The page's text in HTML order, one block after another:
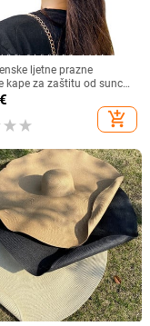
ljetne prazne
kape za zaštitu od sunca
podesivi ženski
plaži
€
add_shopping_cart